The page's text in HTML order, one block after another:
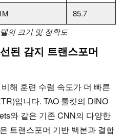
85.7
의 크기 및 정확도
된 감지 트랜스포머
해 훈련 수렴 속도가 더 빠른
입니다. TAO 툴킷의 DINO
와 같은 기존 CNN의 다양한
트랜스포머 기반 백본과 결합